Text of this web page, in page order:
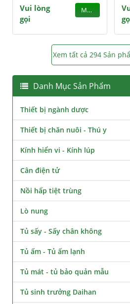
Vui lòng
gọi
MUA
Xem tất cả 294 Sản
Danh Mục Sản Phẩm
Thiết bị ngành dược
Thiết bị chăn nuôi - Thú y
Kính hiển vi - Kính lúp
Cân điện tử
Nồi hấp tiệt trùng
Lò nung
Tủ sấy - Sấy chân không
Tủ ấm - Tủ ấm lạnh
Tủ mát - tủ bảo quản mẫu
Tủ sinh trưởng Daihan